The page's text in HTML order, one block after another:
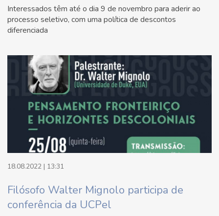
Interessados têm até o dia 9 de novembro para aderir ao
processo seletivo, com uma política de descontos
diferenciada
18.08.2022 | 13:31
Filósofo Walter Mignolo participa de
conferência da UCPel